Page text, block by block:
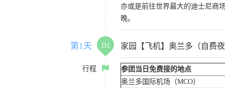
亦或是前往世界最大的迪士尼商
晚。
第1天 D1 家园【飞机】奥兰多（自费
行程
参团当日免费接的地点
奥兰多国际机场（MCO）